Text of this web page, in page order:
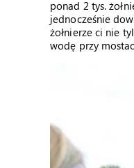
ponad 2 tys.
jednocześnie
żołnierze ci nie
wodę przy